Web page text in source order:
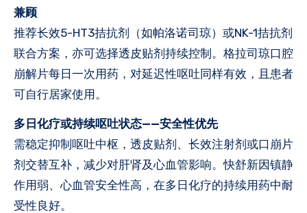
兼顾
推荐长效5-HT3拮抗剂（如帕洛诺司琼）或NK-1拮抗剂
联合方案，亦可选择透皮贴剂持续控制。格拉司琼口腔
崩解片每日一次用药，对延迟性呕吐同样有效，且患者
可自行居家使用。
多日化疗或持续呕吐状态——安全性优先
需稳定抑制呕吐中枢，透皮贴剂、长效注射剂或口崩片
剂交替互补，减少对肝肾及心血管影响。快舒新因镇静
作用弱、心血管安全性高，在多日化疗的持续用药中耐
受性良好。